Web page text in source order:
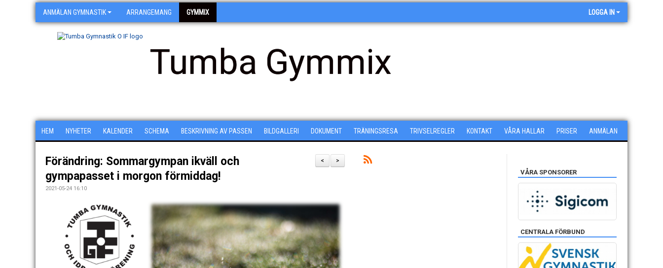
ANMÄLAN GYMNASTIK ARRANGEMANG GYMMIX LOGGA IN
Tumba Gymmix
HEM NYHETER KALENDER SCHEMA BESKRIVNING AV PASSEN BILDGALLERI DOKUMENT TRÄNINGSRESA TRIVSELREGLER KONTAKT VÅRA HALLAR PRISER ANMÄLAN
>
<
Förändring: Sommargympan ikväll och
gympapasset i morgon förmiddag!
2021-05-24 16:10
VÅRA SPONSORER
CENTRALA FÖRBUND